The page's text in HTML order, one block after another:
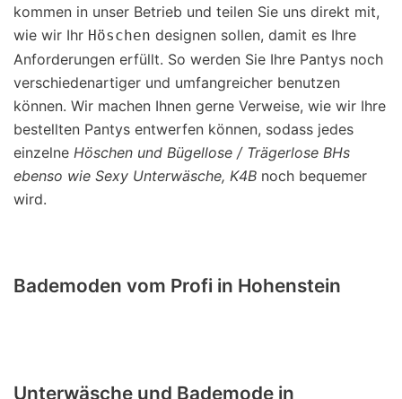
kommen in unser Betrieb und teilen Sie uns direkt mit,
wie wir Ihr Höschen designen sollen, damit es Ihre
Anforderungen erfüllt. So werden Sie Ihre Pantys noch
verschiedenartiger und umfangreicher benutzen
können. Wir machen Ihnen gerne Verweise, wie wir Ihre
bestellten Pantys entwerfen können, sodass jedes
einzelne Höschen und Bügellose / Trägerlose BHs
ebenso wie Sexy Unterwäsche, K4B noch bequemer
wird.
Bademoden vom Profi in Hohenstein
Unterwäsche und Bademode in